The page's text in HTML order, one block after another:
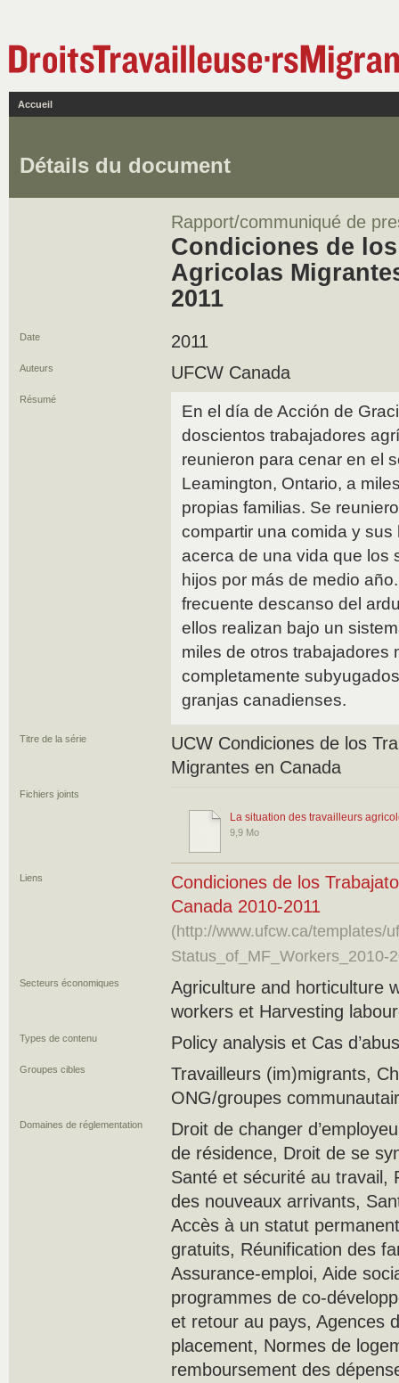
Accueil
Détails du document
Rapport/communiqué de
Condiciones de
Agricolas
2011
Date 2011
Auteurs UFCW Canada
Résumé
En el día de Acción de
doscientos trabajadores
reunieron para cenar en el
Leamington, Ontario, a
propias familias. Se
compartir una comida y sus
acerca de una vida que los
hijos por más de medio
frecuente descanso del
ellos realizan bajo un
miles de otros trabajadores
completamente
granjas canadienses.
Titre de la série
UCW Condiciones de los
Migrantes en Canada
Fichiers joints
La situation des travailleurs
9,9 Mo
Liens
Condiciones de los
Canada 2010-2011
(http://www.ufcw.ca/templates/
Status_of_MF_Workers_2010-
Secteurs économiques
Agriculture and horticulture
workers et Harvesting
Types de contenu Policy analysis et Cas
Groupes cibles
Travailleurs (im)migrants,
ONG/groupes
Domaines de réglementation
Droit de changer
de résidence, Droit de se
Santé et sécurité au travail,
des nouveaux arrivants,
Accès à un statut
gratuits, Réunification des
Assurance-emploi, Aide
programmes de co-
et retour au pays, Agences
placement, Normes de
remboursement des